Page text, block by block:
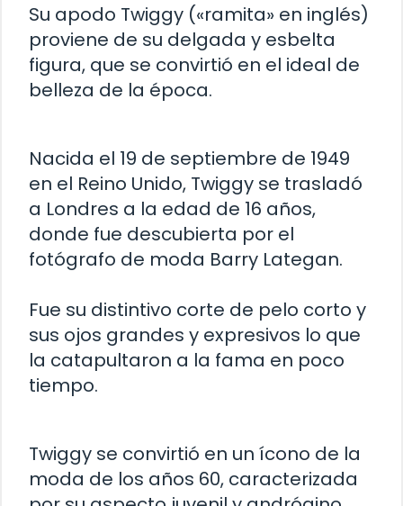
Su apodo Twiggy («ramita» en inglés)
proviene de su delgada y esbelta
figura, que se convirtió en el ideal de
belleza de la época.
Nacida el 19 de septiembre de 1949
en el Reino Unido, Twiggy se trasladó
a Londres a la edad de 16 años,
donde fue descubierta por el
fotógrafo de moda Barry Lategan.
Fue su distintivo corte de pelo corto y
sus ojos grandes y expresivos lo que
la catapultaron a la fama en poco
tiempo.
Twiggy se convirtió en un ícono de la
moda de los años 60, caracterizada